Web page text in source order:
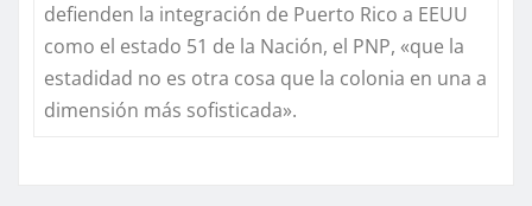
defienden la integración de Puerto Rico a EEUU
como el estado 51 de la Nación, el PNP, «que la
estadidad no es otra cosa que la colonia en una a
dimensión más sofisticada».